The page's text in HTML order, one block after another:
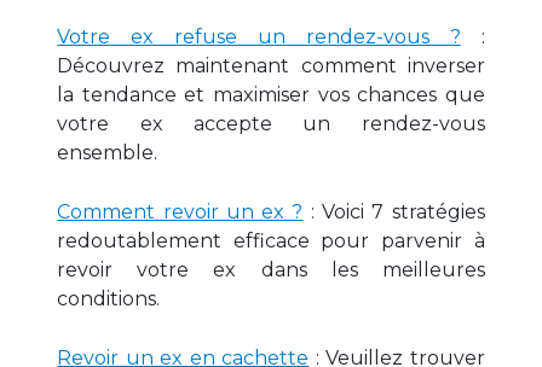
Votre ex refuse un rendez-vous ? :
Découvrez maintenant comment inverser
la tendance et maximiser vos chances que
votre ex accepte un rendez-vous
ensemble.
Comment revoir un ex ? : Voici 7 stratégies
redoutablement efficace pour parvenir à
revoir votre ex dans les meilleures
conditions.
Revoir un ex en cachette : Veuillez trouver